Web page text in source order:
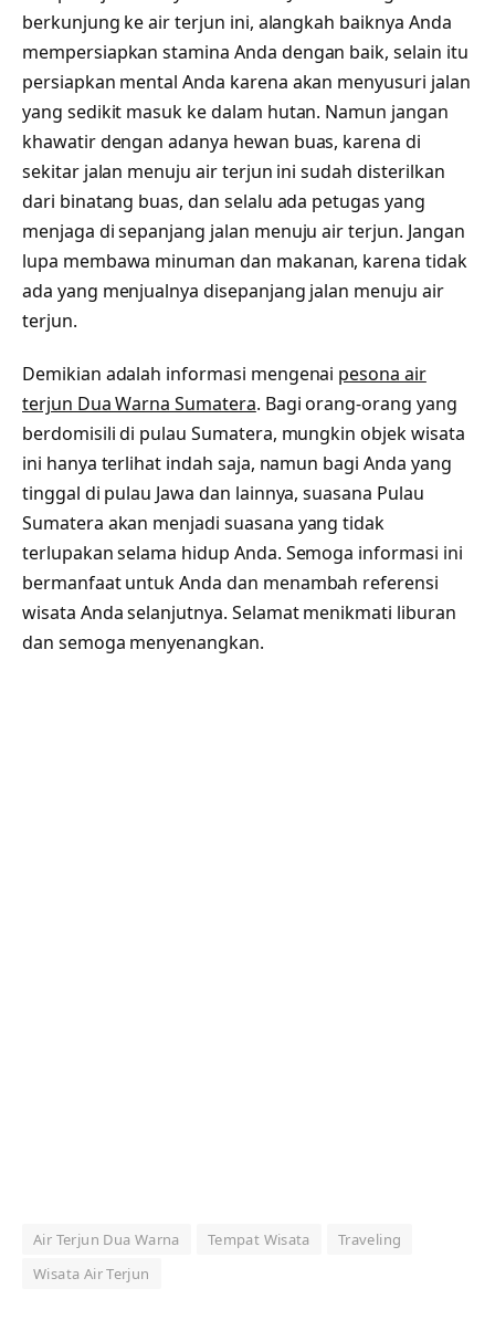
berkunjung ke air terjun ini, alangkah baiknya Anda
mempersiapkan stamina Anda dengan baik, selain itu
persiapkan mental Anda karena akan menyusuri jalan
yang sedikit masuk ke dalam hutan. Namun jangan
khawatir dengan adanya hewan buas, karena di
sekitar jalan menuju air terjun ini sudah disterilkan
dari binatang buas, dan selalu ada petugas yang
menjaga di sepanjang jalan menuju air terjun. Jangan
lupa membawa minuman dan makanan, karena tidak
ada yang menjualnya disepanjang jalan menuju air
terjun.
Demikian adalah informasi mengenai pesona air
terjun Dua Warna Sumatera. Bagi orang-orang yang
berdomisili di pulau Sumatera, mungkin objek wisata
ini hanya terlihat indah saja, namun bagi Anda yang
tinggal di pulau Jawa dan lainnya, suasana Pulau
Sumatera akan menjadi suasana yang tidak
terlupakan selama hidup Anda. Semoga informasi ini
bermanfaat untuk Anda dan menambah referensi
wisata Anda selanjutnya. Selamat menikmati liburan
dan semoga menyenangkan.
Air Terjun Dua Warna Tempat Wisata
Traveling
Wisata Air Terjun